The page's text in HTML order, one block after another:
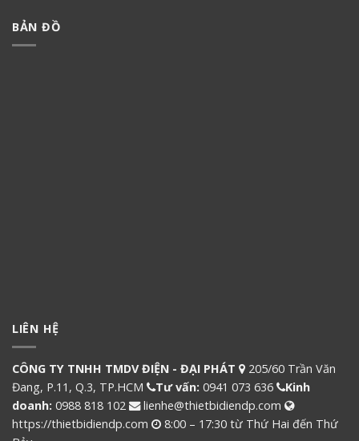
BẢN ĐỒ
LIÊN HỆ
CÔNG TY TNHH TMDV ĐIỆN - ĐẠI PHÁT
205/60 Trần Văn
Đang, P.11, Q.3, TP.HCM
Tư vấn: 0941 073 636
Kinh
doanh: 0988 818 102
lienhe@thietbidiendp.com
https://thietbidiendp.com
8:00 – 17:30 từ Thứ Hai đến Thứ